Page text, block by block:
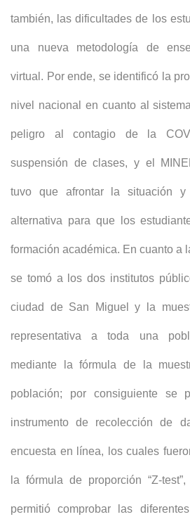
también, las dificultades de los
una nueva metodología de
virtual. Por ende, se identificó la
nivel nacional en cuanto al
peligro al contagio de la
suspensión de clases, y el
tuvo que afrontar la situación y
alternativa para que los
formación académica. En cuanto a
se tomó a los dos institutos
ciudad de San Miguel y la
representativa a toda una
mediante la fórmula de la
población; por consiguiente se
instrumento de recolección de
encuesta en línea, los cuales
la fórmula de proporción “Z-
permitió comprobar las